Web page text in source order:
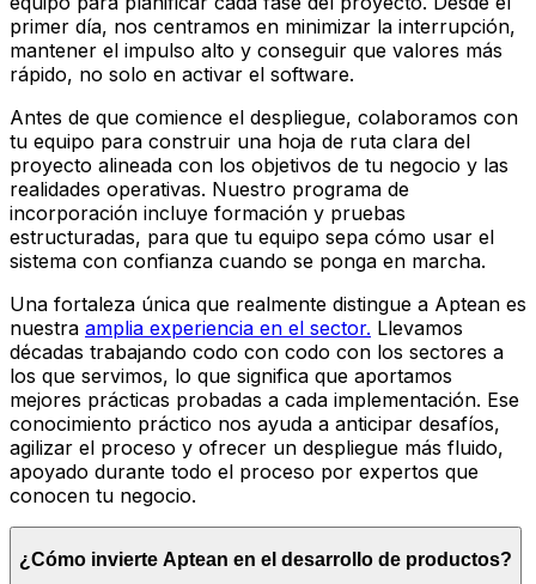
primer día, nos centramos en minimizar la interrupción,
mantener el impulso alto y conseguir que valores más
rápido, no solo en activar el software.
Antes de que comience el despliegue, colaboramos con
tu equipo para construir una hoja de ruta clara del
proyecto alineada con los objetivos de tu negocio y las
realidades operativas. Nuestro programa de
incorporación incluye formación y pruebas
estructuradas, para que tu equipo sepa cómo usar el
sistema con confianza cuando se ponga en marcha.
Una fortaleza única que realmente distingue a Aptean es
nuestra amplia experiencia en el sector. Llevamos
décadas trabajando codo con codo con los sectores a
los que servimos, lo que significa que aportamos
mejores prácticas probadas a cada implementación. Ese
conocimiento práctico nos ayuda a anticipar desafíos,
agilizar el proceso y ofrecer un despliegue más fluido,
apoyado durante todo el proceso por expertos que
conocen tu negocio.
¿Cómo invierte Aptean en el desarrollo de productos?